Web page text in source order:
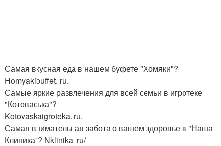
Самая вкусная еда в нашем буфете "Хомяки"?
Homyakibuffet. ru.
Самые яркие развлечения для всей семьи в игротеке
"Котоваська"?
Kotovaskaigroteka. ru.
Самая внимательная забота о вашем здоровье в "Наша
Клиника"? Nklinika. ru/